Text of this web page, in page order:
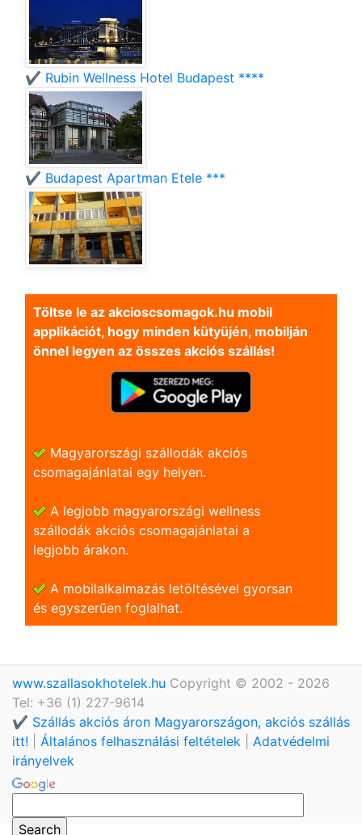
✔️ Rubin Wellness Hotel Budapest ****
✔️ Budapest Apartman Etele ***
Töltse le az akcioscsomagok.hu mobil
applikációt, hogy minden kütyüjén, mobilján
önnel legyen az összes akciós szállás!
Magyarországi szállodák akciós
csomagajánlatai egy helyen.
A legjobb magyarországi wellness
szállodák akciós csomagajánlatai a
legjobb árakon.
A mobilalkalmazás letöltésével gyorsan
és egyszerũen foglalhat.
www.szallasokhotelek.hu Copyright © 2002 - 2026
Tel: +36 (1) 227-9614
✔️ Szállás akciós áron Magyarországon, akciós szállás
itt!
Általános felhasználási feltételek
Adatvédelmi
irányelvek